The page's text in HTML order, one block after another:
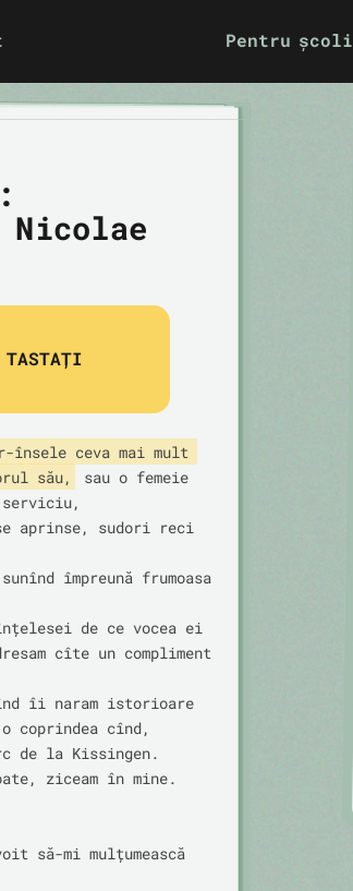
Pentru școli
ceva mai mult
său,
sau o femeie
aprinse, sudori reci
împreună frumoasa
de ce vocea ei
cîte un compliment
îi naram istorioare
coprindea cînd,
de la Kissingen.
ziceam în mine.
să-mi mulțumească